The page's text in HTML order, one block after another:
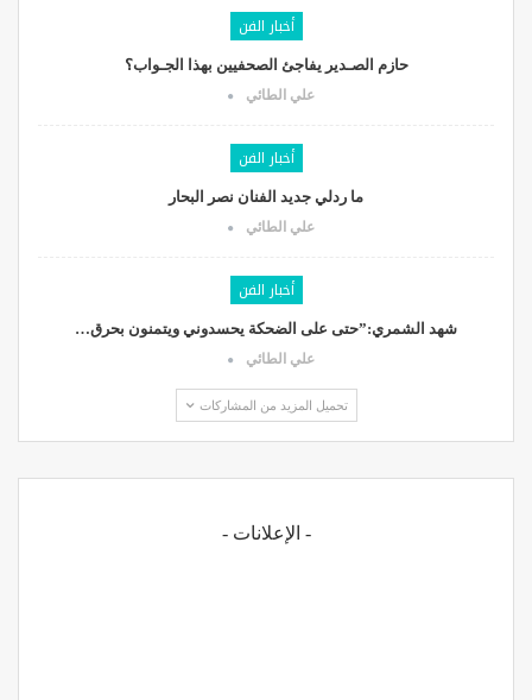
أخبار الفن
حازم الصـدير يفاجئ الصحفيين بهذا الجـواب؟
علي الطائي
أخبار الفن
ما ردلي جديد الفنان نصر البحار
علي الطائي
أخبار الفن
شهد الشمري:”حتى على الضحكة يحسدوني ويتمنون بحرق…
علي الطائي
تحميل المزيد من المشاركات
- الإعلانات -